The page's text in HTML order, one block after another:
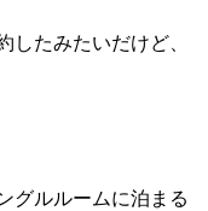
したみたいだけど、
グルルームに泊まる